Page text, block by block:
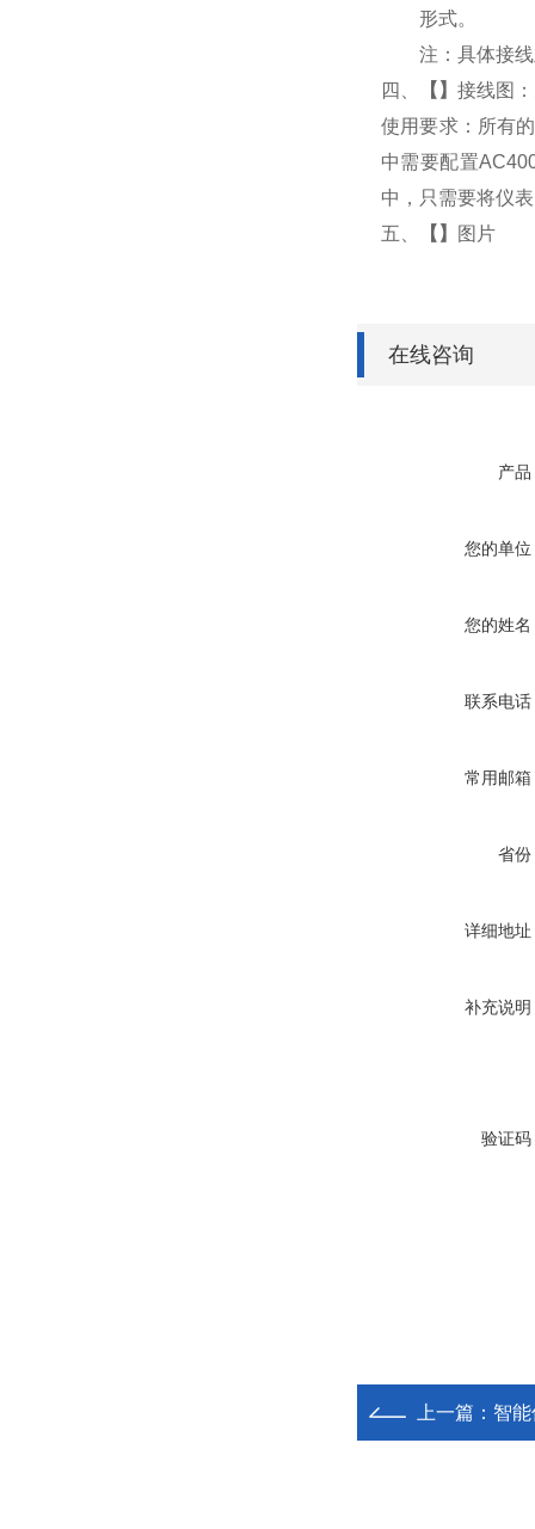
形式。
注：具体接
四、
【 】 接线图
使用要求：所有
中需要配置
中，只需要将仪
五、
【 】 图片
在线咨询
产品
您的单位
您的姓名
联系电话
常用邮箱
省份
详细地址
补充说明
验证码
上一篇： 智